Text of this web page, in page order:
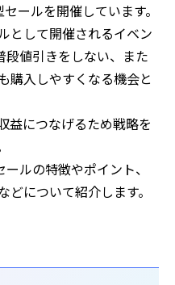
ールを開催しています。
として開催されるイベン
段値引きをしない、また
購入しやすくなる機会と
益につなげるため戦略を
ルの特徴やポイント、
について紹介します。